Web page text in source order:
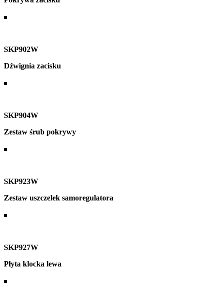
SKP902W
Dźwignia zacisku
SKP904W
Zestaw śrub pokrywy
SKP923W
Zestaw uszczelek samoregulatora
SKP927W
Płyta klocka lewa